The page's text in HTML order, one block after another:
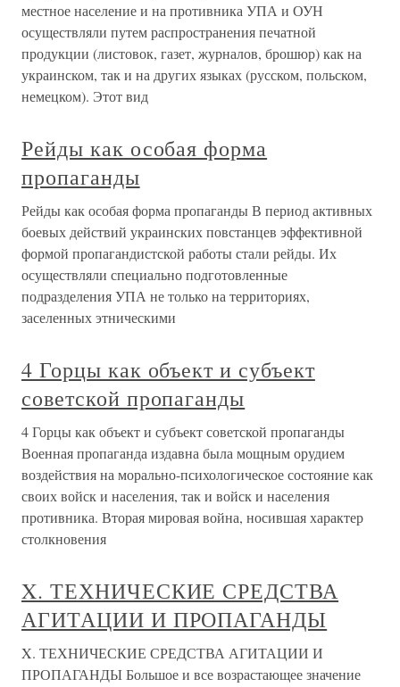
местное население и на противника УПА и ОУН
осуществляли путем распространения печатной
продукции (листовок, газет, журналов, брошюр) как на
украинском, так и на других языках (русском, польском,
немецком). Этот вид
Рейды как особая форма
пропаганды
Рейды как особая форма пропаганды В период активных
боевых действий украинских повстанцев эффективной
формой пропагандистской работы стали рейды. Их
осуществляли специально подготовленные
подразделения УПА не только на территориях,
заселенных этническими
4 Горцы как объект и субъект
советской пропаганды
4 Горцы как объект и субъект советской пропаганды
Военная пропаганда издавна была мощным орудием
воздействия на морально-психологическое состояние как
своих войск и населения, так и войск и населения
противника. Вторая мировая война, носившая характер
столкновения
X. ТЕХНИЧЕСКИЕ СРЕДСТВА
АГИТАЦИИ И ПРОПАГАНДЫ
X. ТЕХНИЧЕСКИЕ СРЕДСТВА АГИТАЦИИ И
ПРОПАГАНДЫ Большое и все возрастающее значение